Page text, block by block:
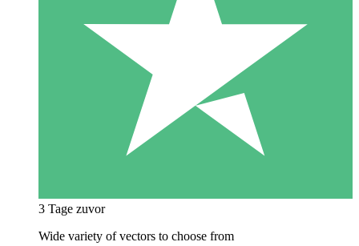
3 Tage zuvor
Wide variety of vectors to choose from